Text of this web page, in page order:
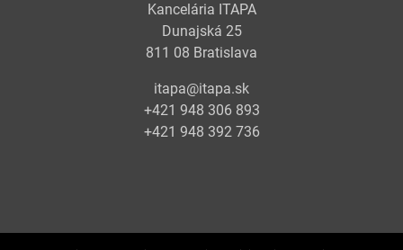
Kancelária ITAPA
Dunajská 25
811 08 Bratislava
itapa@itapa.sk
+421 948 306 893
+421 948 392 736